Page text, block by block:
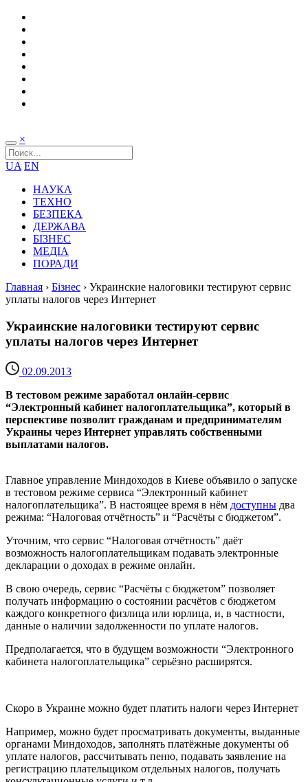
×
UA EN
НАУКА
ТЕХНО
БЕЗПЕКА
ДЕРЖАВА
БІЗНЕС
МЕДІА
ПОРАДИ
Главная › Бізнес › Украинские налоговики тестируют сервис
уплаты налогов через Интернет
Украинские налоговики тестируют сервис
уплаты налогов через Интернет
02.09.2013
В тестовом режиме заработал онлайн-сервис
“Электронный кабинет налогоплательщика”, который в
перспективе позволит гражданам и предпринимателям
Украины через Интернет управлять собственными
выплатами налогов.
Главное управление Миндоходов в Киеве объявило о запуске
в тестовом режиме сервиса “Электронный кабинет
налогоплательщика”. В настоящее время в нём доступны два
режима: “Налоговая отчётность” и “Расчёты с бюджетом”.
Уточним, что сервис “Налоговая отчётность” даёт
возможность налогоплательщикам подавать электронные
декларации о доходах в режиме онлайн.
В свою очередь, сервис “Расчёты с бюджетом” позволяет
получать информацию о состоянии расчётов с бюджетом
каждого конкретного физлица или юрлица, и, в частности,
данные о наличии задолженности по уплате налогов.
Предполагается, что в будущем возможности “Электронного
кабинета налогоплательщика” серьёзно расширятся.
Скоро в Украине можно будет платить налоги через Интернет
Например, можно будет просматривать документы, выданные
органами Миндоходов, заполнять платёжные документы об
уплате налогов, рассчитывать пеню, подавать заявление на
регистрацию плательщиком отдельных налогов, получать